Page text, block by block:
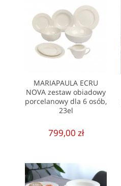
MARIAPAULA ECRU
NOVA zestaw obiadowy
porcelanowy dla 6 osób,
23el
799,00 zł